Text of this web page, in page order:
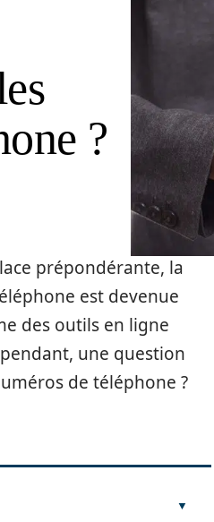
?
prépondérante, la
est devenue
des outils en ligne
une question
de téléphone ?